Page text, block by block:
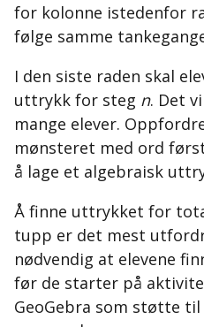
for kolonne istedenfor
følge samme
I den siste raden skal
uttrykk for steg n. Det
mange elever.
mønsteret med ord
å lage et algebraisk
Å finne uttrykket for
tupp er det mest
nødvendig at elevene
før de starter på
GeoGebra som støtte